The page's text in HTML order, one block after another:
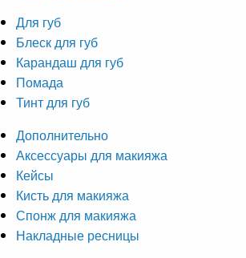
Для губ
Блеск для губ
Карандаш для губ
Помада
Тинт для губ
Дополнительно
Аксессуары для макияжа
Кейсы
Кисть для макияжа
Спонж для макияжа
Накладные ресницы